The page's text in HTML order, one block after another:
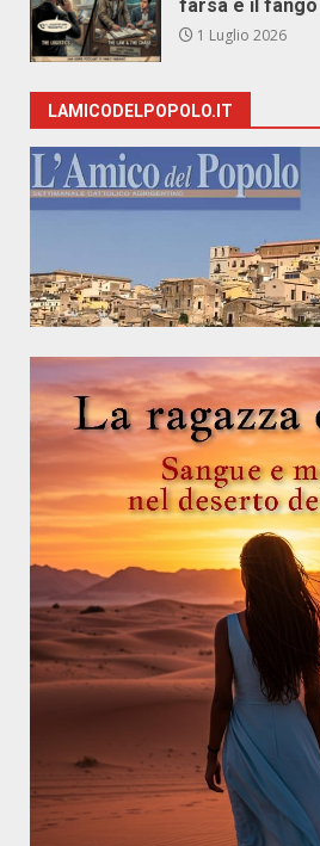
farsa e il fango
1 Luglio 2026
LAMICODELPOPOLO.IT